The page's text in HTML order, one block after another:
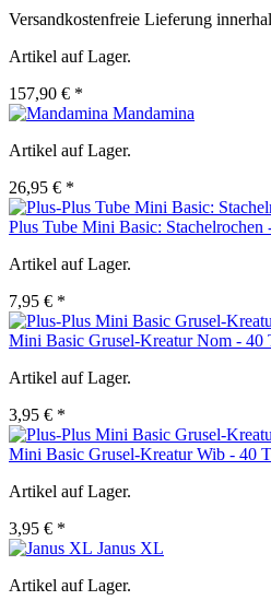
Versandkostenfreie Lieferung
Artikel auf Lager.
157,90 € *
Mandamina
Artikel auf Lager.
26,95 € *
Plus Tube Mini Basic: Stachelrochen
Artikel auf Lager.
7,95 € *
Mini Basic Grusel-Kreatur Nom - 40
Artikel auf Lager.
3,95 € *
Mini Basic Grusel-Kreatur Wib - 40
Artikel auf Lager.
3,95 € *
Janus XL
Artikel auf Lager.